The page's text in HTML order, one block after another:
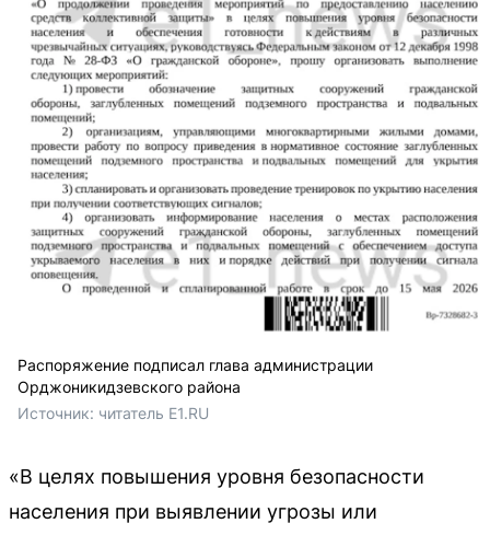
Распоряжение подписал глава администрации
Орджоникидзевского района
Источник: читатель E1.RU
«В целях повышения уровня безопасности
населения при выявлении угрозы или